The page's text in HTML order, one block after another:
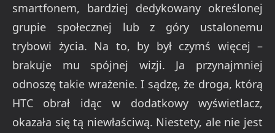
smartfonem, bardziej dedykowany określonej
grupie społecznej lub z góry ustalonemu
trybowi życia. Na to, by był czymś więcej –
brakuje mu spójnej wizji. Ja przynajmniej
odnoszę takie wrażenie. I sądzę, że droga, którą
HTC obrał idąc w dodatkowy wyświetlacz,
okazała się tą niewłaściwą. Niestety, ale nie jest